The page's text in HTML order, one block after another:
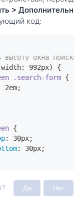
>
код:
высоту окна
992px
.search-form
2em;
: 30px
: 30px;
Да Нет